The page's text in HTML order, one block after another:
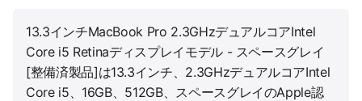
13.3インチMacBook Pro 2.3GHzデュアルコアIntel
Core i5 Retinaディスプレイモデル - スペースグレイ
[整備済製品]は13.3インチ、2.3GHzデュアルコアIntel
Core i5、16GB、512GB、スペースグレイのApple認